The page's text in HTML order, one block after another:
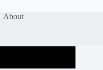
About